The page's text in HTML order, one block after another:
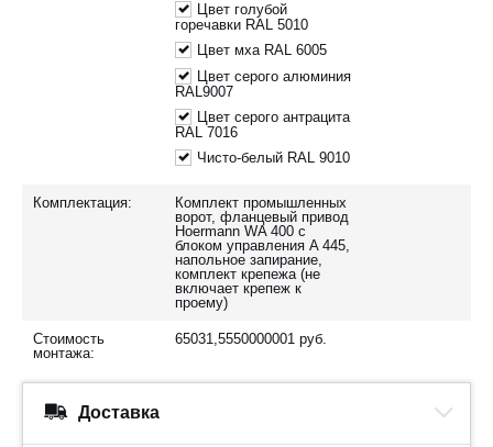
Цвет голубой
горечавки RAL 5010
Цвет мха RAL 6005
Цвет серого алюминия
RAL9007
Цвет серого антрацита
RAL 7016
Чисто-белый RAL 9010
Комплектация:
Комплект промышленных
ворот, фланцевый привод
Hoermann WA 400 с
блоком управления A 445,
напольное запирание,
комплект крепежа (не
включает крепеж к
проему)
Стоимость
монтажа:
65031,5550000001 руб.
Доставка